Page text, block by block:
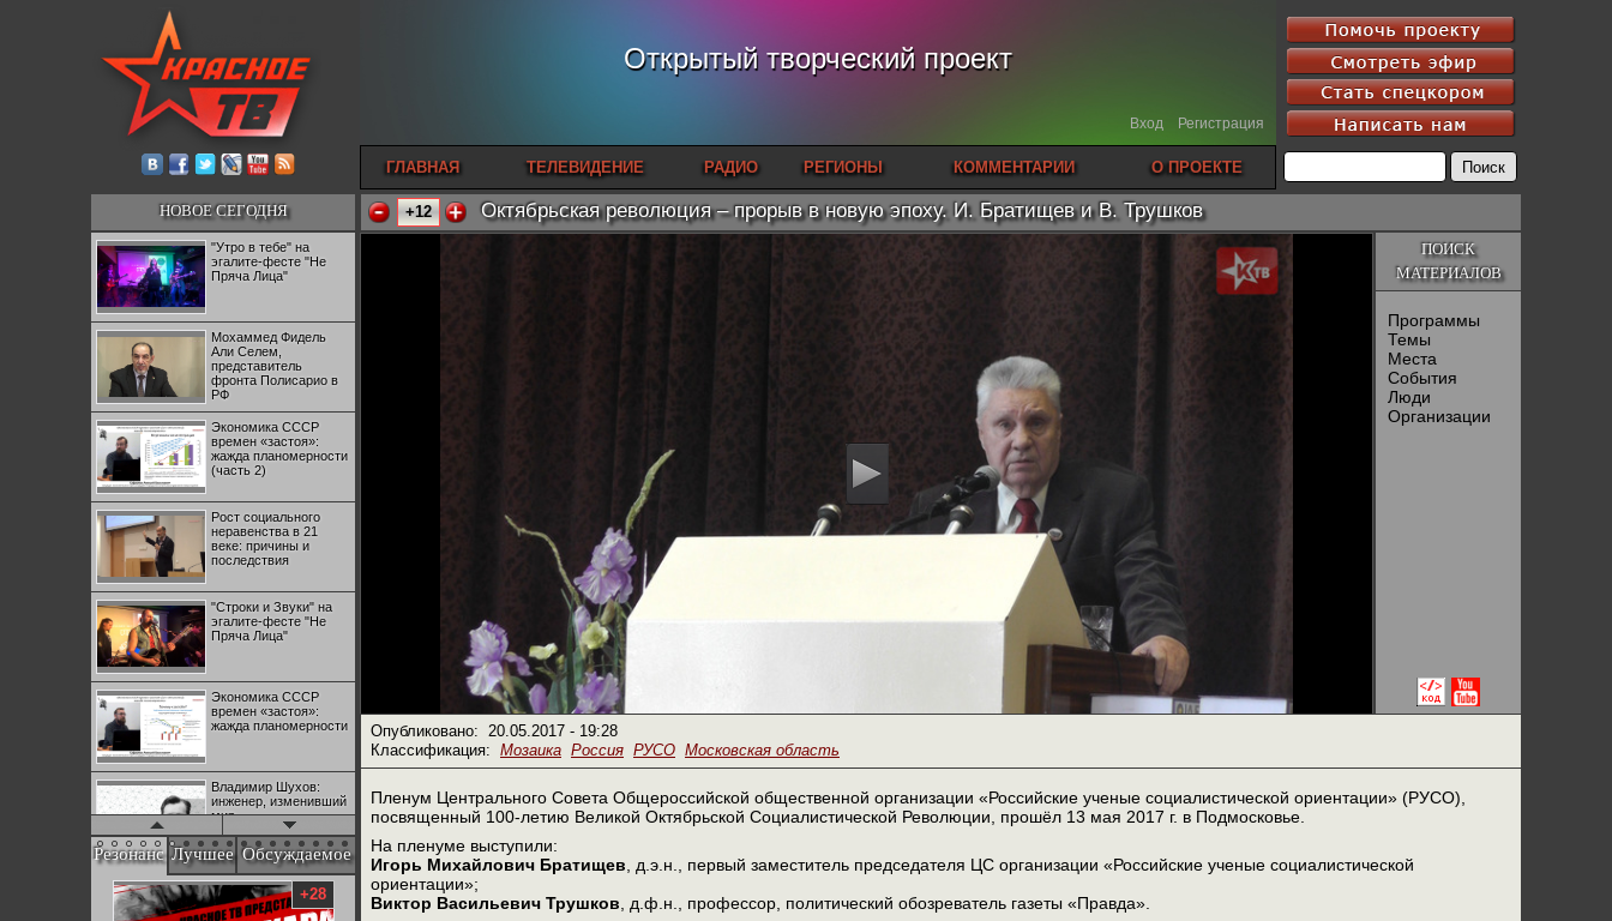
Открытый творческий проект
Вход Регистрация
ГЛАВНАЯ ТЕЛЕВИДЕНИЕ РАДИО РЕГИОНЫ КОММЕНТАРИИ О ПРОЕКТЕ
НОВОЕ СЕГОДНЯ
"Утро в тебе" на
эгалите-фесте "Не
Пряча Лица"
Мохаммед Фидель
Али Селем,
представитель
фронта Полисарио в
РФ
Экономика СССР
времен «застоя»:
жажда планомерности
(часть 2)
Рост социального
неравенства в 21
веке: причины и
последствия
"Строки и Звуки" на
эгалите-фесте "Не
Пряча Лица"
Экономика СССР
времен «застоя»:
жажда планомерности
Владимир Шухов:
инженер, изменивший
мир
"Аркадий Коц" на
эгалите-фесте "Не
Пряча Лица"
Резонанс Лучшее Обсуждаемое
+28
+12 Октябрьская революция – прорыв в новую эпоху. И. Братищев и В. Трушков
ПОИСК
МАТЕРИАЛОВ
Программы
Темы
Места
События
Люди
Организации
Опубликовано: 20.05.2017 - 19:28
Классификация: Мозаика Россия РУСО Московская область
Пленум Центрального Совета Общероссийской общественной организации «Российские ученые социалистической ориентации» (РУСО),
посвященный 100-летию Великой Октябрьской Социалистической Революции, прошёл 13 мая 2017 г. в Подмосковье.
На пленуме выступили:
Игорь Михайлович Братищев , д.э.н., первый заместитель председателя ЦС организации «Российские ученые социалистической
ориентации»;
Виктор Васильевич Трушков , д.ф.н., профессор, политический обозреватель газеты «Правда».